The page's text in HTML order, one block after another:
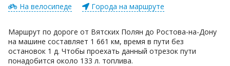
На велосипеде
Города на маршруте
Маршрут по дороге от Вятских Полян до Ростова-на-Дону
на машине составляет 1 661 км, время в пути без
остановок 1 д. Чтобы проехать данный отрезок пути
понадобится около 133 л. топлива.